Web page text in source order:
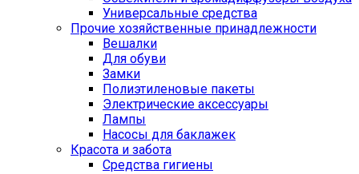
Универсальные средства
Прочие хозяйственные принадлежности
Вешалки
Для обуви
Замки
Полиэтиленовые пакеты
Электрические аксессуары
Лампы
Насосы для баклажек
Красота и забота
Средства гигиены